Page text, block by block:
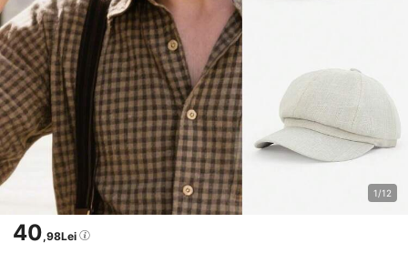
1/12
40,98Lei